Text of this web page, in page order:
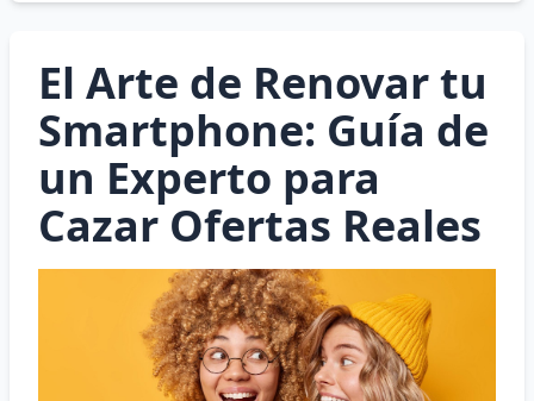
El Arte de Renovar tu
Smartphone: Guía de
un Experto para
Cazar Ofertas Reales